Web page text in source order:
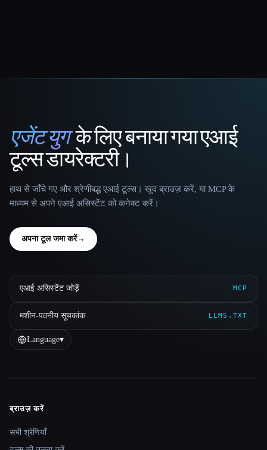
That AI Collection
एजेंट युगके लिए बनाया गया एआई
टूल्स डायरेक्टरी।
हाथ से जाँचे गए और श्रेणीबद्ध एआई टूल्स। खुद ब्राउज़ करें, या MCP के
माध्यम से अपने एआई असिस्टेंट को कनेक्ट करें।
अपना टूल जमा करें→
एआई असिस्टेंट जोड़ें MCP
मशीन-पठनीय सूचकांक LLMS.TXT
Language▾
Site navigation
ब्राउज़ करें
सभी श्रेणियाँ